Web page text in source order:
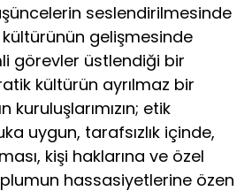
seslendirilmesinde
gelişmesinde
görevler üstlendiği bir
kültürün ayrılmaz bir
kuruluşlarımızın; etik
uygun, tarafsızlık içinde,
kişi haklarına ve özel
hassasiyetlerine özen